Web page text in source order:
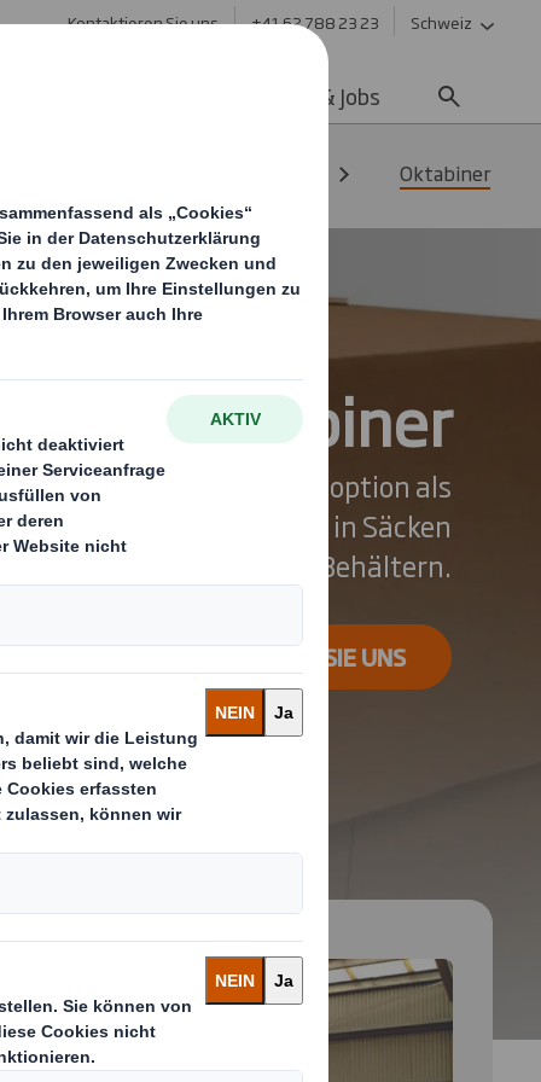
Kontaktieren Sie uns +41 62 788 23 23 Schweiz
Karriere & Jobs
Oktabiner
Oktabiner
Verpackungsoption als
Versand Ihrer Produkte in Säcken
oder kleineren Behältern.
KONTAKTIEREN SIE UNS
and next buttons to move between slides. Only